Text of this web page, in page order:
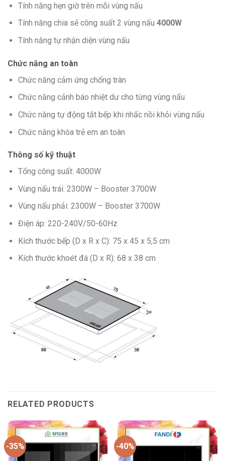
Tính năng hẹn giờ trên mỗi vùng nấu
Tính năng chia sẻ công suất 2 vùng nấu 4000W
Tính năng tự nhận diện vùng nấu
Chức năng an toàn
Chức năng cảm ứng chống tràn
Chức năng cảnh báo nhiệt dư cho từng vùng nấu
Chức năng tự động tắt bếp khi nhấc nồi khỏi vùng nấu
Chức năng khóa trẻ em an toàn
Thông số kỹ thuật
Tổng công suất: 4000W
Vùng nấu trái: 2300W – Booster 3700W
Vùng nấu phải: 2300W – Booster 3700W
Điện áp: 220-240V/50-60Hz
Kích thước bếp (D x R x C): 75 x 45 x 5,5 cm
Kích thước khoét đá (D x R): 68 x 38 cm
RELATED PRODUCTS
-35% -40%